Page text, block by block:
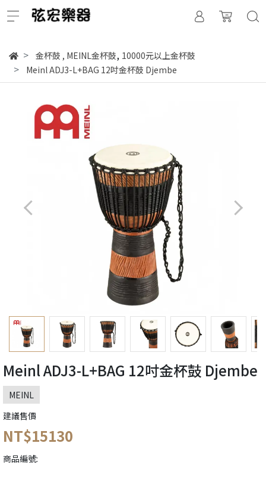
金杯鼓 , MEINL金杯鼓, 10000元以上金杯鼓
Meinl ADJ3-L+BAG 12吋金杯鼓 Djembe
Meinl ADJ3-L+BAG 12吋金杯鼓 Djembe
MEINL
建議售價
NT$15130
商品編號: